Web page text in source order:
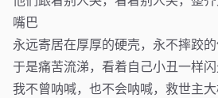
嘴巴
永远寄居在厚厚的硬壳，永不摔跤的
于是痛苦流涕，看着自己小丑一样
我不曾呐喊，也不会呐喊，救世主